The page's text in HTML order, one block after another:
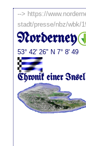
--> https://
stadt/presse/nbz/wbk/
Norderney
53° 42' 26" N 7° 8' 49
Chronik einer Insel